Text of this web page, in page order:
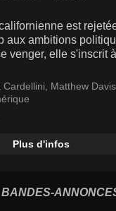
est
aux ambitions
venger, elle s'inscrit
Cardellini, Matthew Davis
Plus d'infos
BANDES-